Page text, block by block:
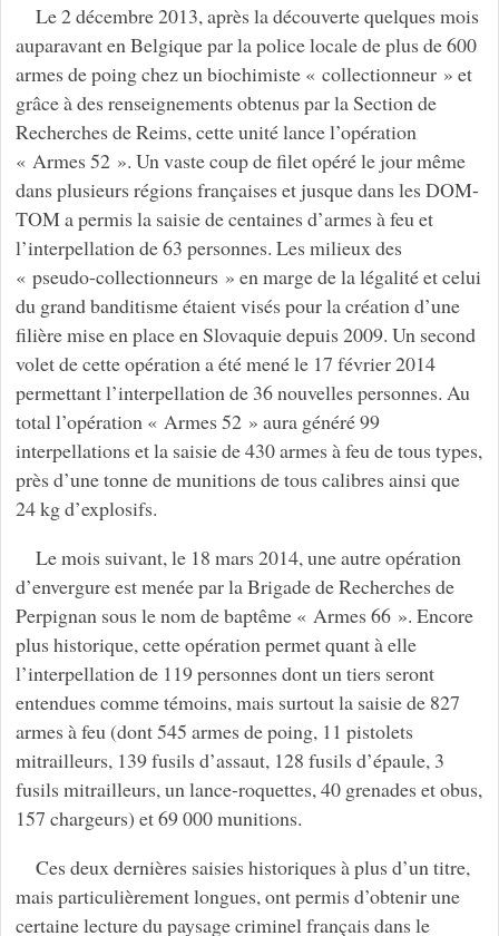
Le 2 décembre 2013, après la découverte quelques mois
auparavant en Belgique par la police locale de plus de 600
armes de poing chez un biochimiste « collectionneur » et
grâce à des renseignements obtenus par la Section de
Recherches de Reims, cette unité lance l’opération
« Armes 52 ». Un vaste coup de filet opéré le jour même
dans plusieurs régions françaises et jusque dans les DOM-
TOM a permis la saisie de centaines d’armes à feu et
l’interpellation de 63 personnes. Les milieux des
« pseudo-collectionneurs » en marge de la légalité et celui
du grand banditisme étaient visés pour la création d’une
filière mise en place en Slovaquie depuis 2009. Un second
volet de cette opération a été mené le 17 février 2014
permettant l’interpellation de 36 nouvelles personnes. Au
total l’opération « Armes 52 » aura généré 99
interpellations et la saisie de 430 armes à feu de tous types,
près d’une tonne de munitions de tous calibres ainsi que
24 kg d’explosifs.
Le mois suivant, le 18 mars 2014, une autre opération
d’envergure est menée par la Brigade de Recherches de
Perpignan sous le nom de baptême « Armes 66 ». Encore
plus historique, cette opération permet quant à elle
l’interpellation de 119 personnes dont un tiers seront
entendues comme témoins, mais surtout la saisie de 827
armes à feu (dont 545 armes de poing, 11 pistolets
mitrailleurs, 139 fusils d’assaut, 128 fusils d’épaule, 3
fusils mitrailleurs, un lance-roquettes, 40 grenades et obus,
157 chargeurs) et 69 000 munitions.
Ces deux dernières saisies historiques à plus d’un titre,
mais particulièrement longues, ont permis d’obtenir une
certaine lecture du paysage criminel français dans le